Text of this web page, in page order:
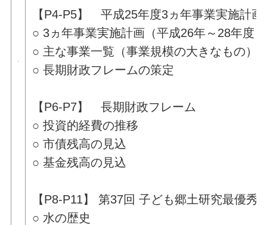
【P4-P5】 平成25年度3ヵ年事業実施計画
○ 3ヵ年事業実施計画（平成26年～28年度）
○ 主な事業一覧（事業規模の大きなもの）
○ 長期財政フレームの策定
【P6-P7】 長期財政フレーム
○ 投資的経費の推移
○ 市債残高の見込
○ 基金残高の見込
【P8-P11】 第37回 子ども郷土研究最優秀
○ 水の歴史